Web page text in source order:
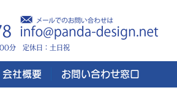
分 定休日：土日祝
会社概要 お問い合わせ窓口